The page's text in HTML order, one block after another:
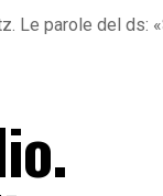
Le parole del ds: